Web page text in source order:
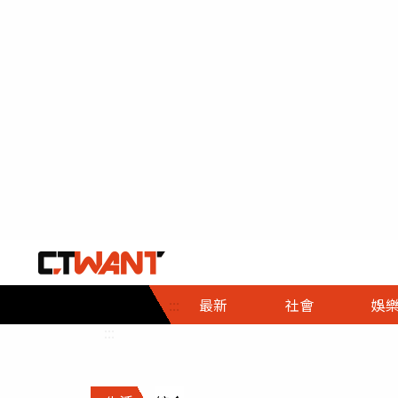
::: 最新 社會
社會首頁
時事
調查
娛樂
娛樂首頁
即時
財經首頁
熱線
政